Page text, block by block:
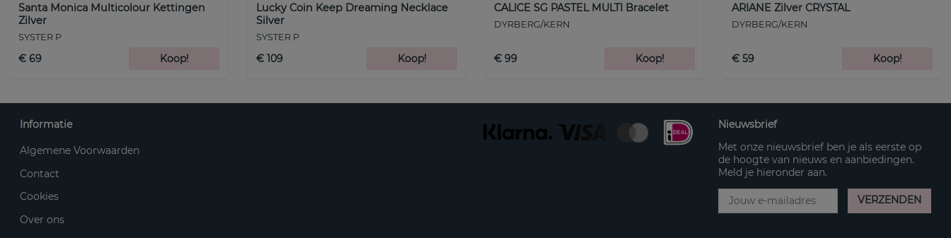
Santa Monica Multicolour Kettingen
Zilver
SYSTER P
€ 69 Koop!
Lucky Coin Keep Dreaming Necklace
Silver
SYSTER P
€ 109 Koop!
CALICE SG PASTEL MULTI Bracelet
DYRBERG/KERN
€ 99 Koop!
ARIANE Zilver CRYSTAL
DYRBERG/KERN
€ 59 Koop!
Informatie
Algemene Voorwaarden
Contact
Cookies
Over ons
Nieuwsbrief
Met onze nieuwsbrief ben je als eerste op
de hoogte van nieuws en aanbiedingen.
Meld je hieronder aan.
VERZENDEN